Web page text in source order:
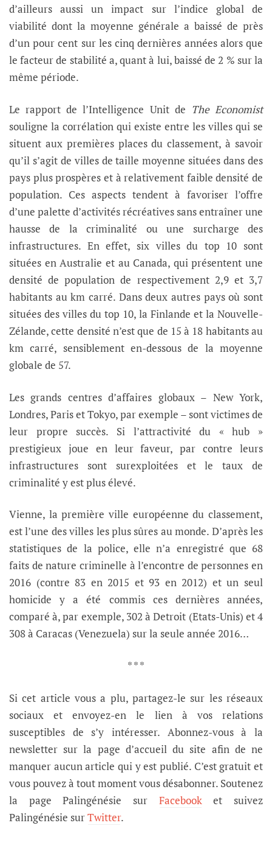
d’ailleurs aussi un impact sur l’indice global de
viabilité dont la moyenne générale a baissé de près
d’un pour cent sur les cinq dernières années alors que
le facteur de stabilité a, quant à lui, baissé de 2 % sur la
même période.
Le rapport de l’Intelligence Unit de The Economist
souligne la corrélation qui existe entre les villes qui se
situent aux premières places du classement, à savoir
qu’il s’agit de villes de taille moyenne situées dans des
pays plus prospères et à relativement faible densité de
population. Ces aspects tendent à favoriser l’offre
d’une palette d’activités récréatives sans entraîner une
hausse de la criminalité ou une surcharge des
infrastructures. En effet, six villes du top 10 sont
situées en Australie et au Canada, qui présentent une
densité de population de respectivement 2,9 et 3,7
habitants au km carré. Dans deux autres pays où sont
situées des villes du top 10, la Finlande et la Nouvelle-
Zélande, cette densité n’est que de 15 à 18 habitants au
km carré, sensiblement en-dessous de la moyenne
globale de 57.
Les grands centres d’affaires globaux – New York,
Londres, Paris et Tokyo, par exemple – sont victimes de
leur propre succès. Si l’attractivité du « hub »
prestigieux joue en leur faveur, par contre leurs
infrastructures sont surexploitées et le taux de
criminalité y est plus élevé.
Vienne, la première ville européenne du classement,
est l’une des villes les plus sûres au monde. D’après les
statistiques de la police, elle n’a enregistré que 68
faits de nature criminelle à l’encontre de personnes en
2016 (contre 83 en 2015 et 93 en 2012) et un seul
homicide y a été commis ces dernières années,
comparé à, par exemple, 302 à Detroit (Etats-Unis) et 4
308 à Caracas (Venezuela) sur la seule année 2016…
* * *
Si cet article vous a plu, partagez-le sur les réseaux
sociaux et envoyez-en le lien à vos relations
susceptibles de s’y intéresser. Abonnez-vous à la
newsletter sur la page d’accueil du site afin de ne
manquer aucun article qui y est publié. C’est gratuit et
vous pouvez à tout moment vous désabonner. Soutenez
la page Palingénésie sur Facebooket suivez
Palingénésie surTwitter.